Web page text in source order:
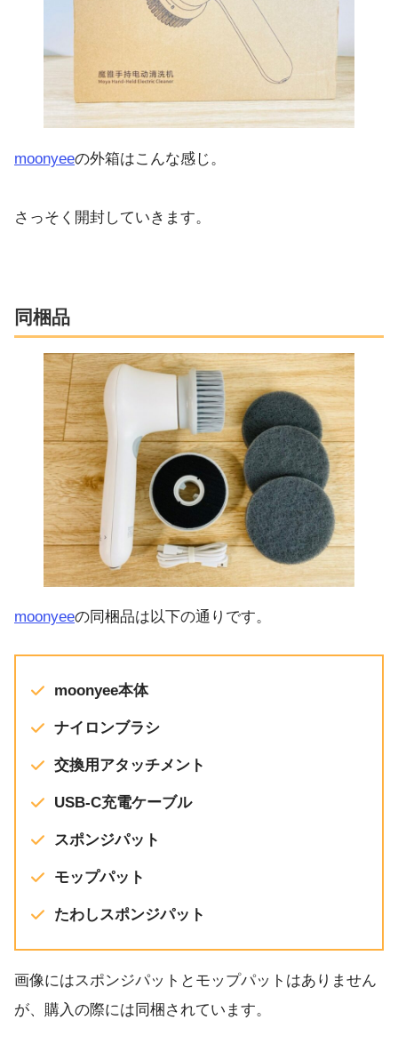
moonyeeの外箱はこんな感じ。
さっそく開封していきます。
同梱品
moonyeeの同梱品は以下の通りです。
moonyee本体
ナイロンブラシ
交換用アタッチメント
USB-C充電ケーブル
スポンジパット
モップパット
たわしスポンジパット
画像にはスポンジパットとモップパットはありません
が、購入の際には同梱されています。